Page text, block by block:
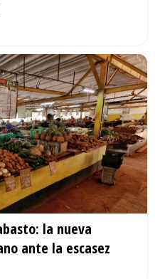
la nueva
ante la escasez